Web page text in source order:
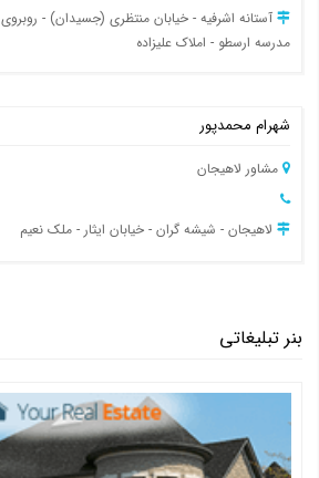
آستانه اشرفیه - خیابان منتظری (جسیدان) - روبروی
مدرسه ارسطو - املاک علیزاده
شهرام محمدپور
مشاور لاهیجان
لاهیجان - شیشه گران - خیابان ایثار - ملک نعیم
بنر تبلیغاتی